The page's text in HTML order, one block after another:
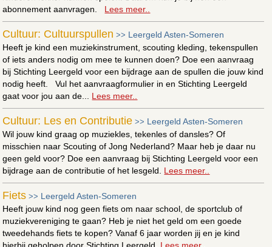
abonnement aanvragen. Lees meer..
Cultuur: Cultuurspullen >> Leergeld Asten-Someren
Heeft je kind een muziekinstrument, scouting kleding, tekenspullen
of iets anders nodig om mee te kunnen doen? Doe een aanvraag
bij Stichting Leergeld voor een bijdrage aan de spullen die jouw kind
nodig heeft. Vul het aanvraagformulier in en Stichting Leergeld
gaat voor jou aan de... Lees meer..
Cultuur: Les en Contributie >> Leergeld Asten-Someren
Wil jouw kind graag op muziekles, tekenles of dansles? Of
misschien naar Scouting of Jong Nederland? Maar heb je daar nu
geen geld voor? Doe een aanvraag bij Stichting Leergeld voor een
bijdrage aan de contributie of het lesgeld. Lees meer..
Fiets >> Leergeld Asten-Someren
Heeft jouw kind nog geen fiets om naar school, de sportclub of
muziekvereniging te gaan? Heb je niet het geld om een goede
tweedehands fiets te kopen? Vanaf 6 jaar worden jij en je kind
hierbij geholpen door Stichting Leergeld. Lees meer..